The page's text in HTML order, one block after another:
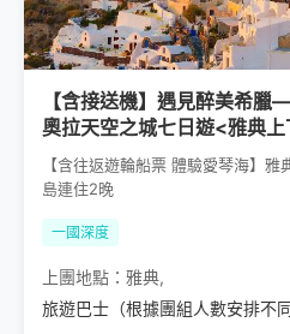
【含接送機】遇見醉美希
奧拉天空之城七日遊<雅典
【含往返遊輪船票 體驗愛琴海】
島連住2晚
一國深度
上團地點： 雅典,
旅遊巴士（根據團組人數安排不